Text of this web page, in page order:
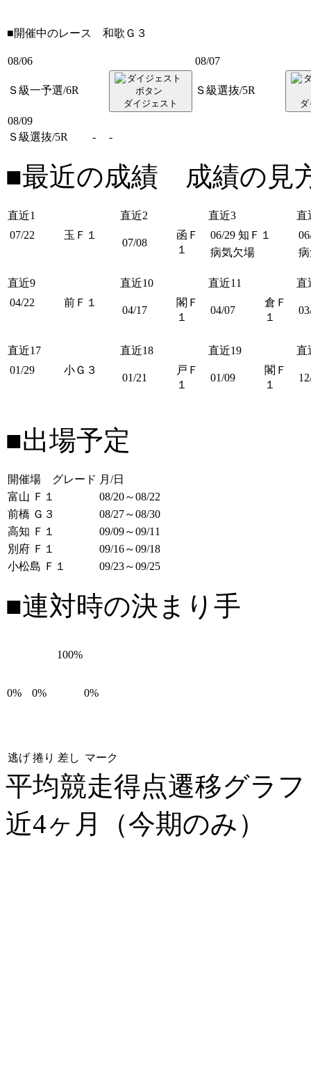
■開催中のレース 和歌Ｇ３
08/06 08/07
Ｓ級一予選/6R
ダイジェスト
Ｓ級選抜/5R
08/09
Ｓ級選抜/5R
- -
■最近の成績 成績の見
直近1 直近2 直近3
直
07/22
玉Ｆ１
07/08
函Ｆ
１
06/29 知Ｆ１
病気欠場
直近9 直近10 直近11
直
04/22
前Ｆ１
04/17
閣Ｆ
１
04/07
倉Ｆ
１
直近17 直近18 直近19
直
01/29
小Ｇ３
01/21
戸Ｆ
１
01/09
閣Ｆ
１
■出場予定
開催場 グレード 月/日
富山 Ｆ１
08/20～08/22
前橋 Ｇ３
08/27～08/30
高知 Ｆ１
09/09～09/11
別府 Ｆ１
09/16～09/18
小松島 Ｆ１
09/23～09/25
■連対時の決まり手
0% 0%
100%
0%
逃げ 捲り 差し マーク
平均競走得点遷移グラ
近4ヶ月（今期のみ）